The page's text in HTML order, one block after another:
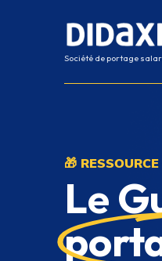
Société de portage
🎁
Le